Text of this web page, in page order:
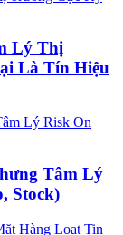
Lý Thị
Là Tín Hiệu
Tâm Lý
Stock)